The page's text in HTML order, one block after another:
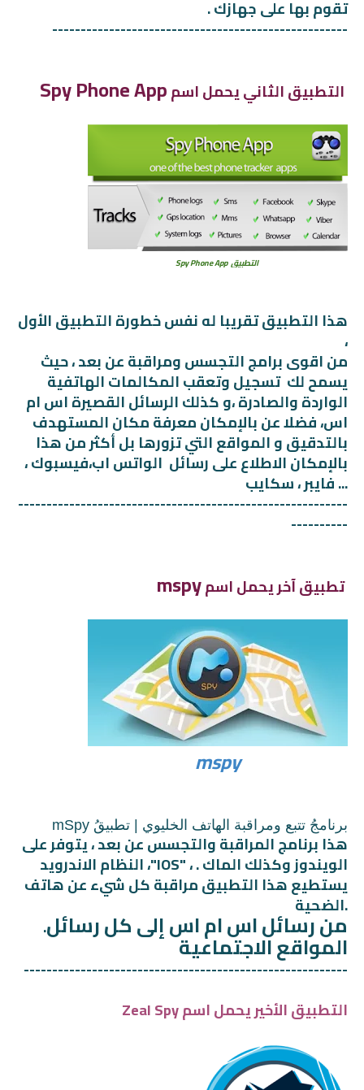
تقوم بها على جهازك .
----------------------------------------------------
التطبيق الثاني يحمل اسمSpy Phone App
التطبيقSpy Phone App
هذا التطبيق تقريبا له نفس خطورة التطبيق الأول
،
يسمح لك تسجيل وتعقب المكالمات الهاتفية
الواردة والصادرة ،و كذلك الرسائل القصيرة اس ام
اس، فضلا عن بالإمكان معرفة مكان المستهدف
بالتدقيق و المواقع التي تزورها بل أكثر من هذا
بالإمكان الاطلاع على رسائل الواتس اب،فيسبوك ،
فايبر ، سكايب ...
----------------------------------------------------------
----------
تطبيق آخر يحمل اسمmspy
mspy
برنامجُ تتبع ومراقبة الهاتف الخليوي | تطبيقُ mSpy
هذا برنامج المراقبة والتجسس عن بعد ، يتوفر على
النظام الاندرويد ،"IOS" ، الويندوز وكذلك الماك .
يستطيع هذا التطبيق مراقبة كل شيء عن هاتف
الضحية.
.من رسائل اس ام اس إلى كل رسائل
المواقع الاجتماعية
---------------------------------------------------------
التطبيق الأخير يحمل اسم Zeal Spy